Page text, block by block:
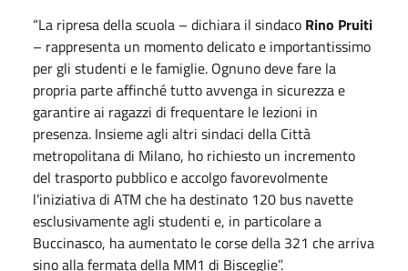
“La ripresa della scuola – dichiara il sindaco Rino Pruiti
– rappresenta un momento delicato e importantissimo
per gli studenti e le famiglie. Ognuno deve fare la
propria parte affinché tutto avvenga in sicurezza e
garantire ai ragazzi di frequentare le lezioni in
presenza. Insieme agli altri sindaci della Città
metropolitana di Milano, ho richiesto un incremento
del trasporto pubblico e accolgo favorevolmente
l’iniziativa di ATM che ha destinato 120 bus navette
esclusivamente agli studenti e, in particolare a
Buccinasco, ha aumentato le corse della 321 che arriva
sino alla fermata della MM1 di Bisceglie”.